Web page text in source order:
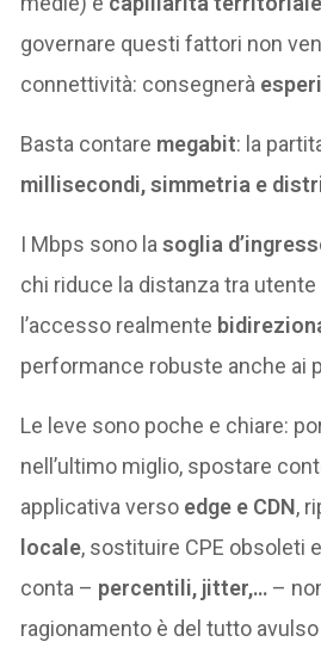
governare questi fattori non
connettività: consegnerà
Basta contare megabit: la
millisecondi, simmetria e
I Mbps sono lasoglia
chi riduce la distanza tra
l’accesso realmente
performance robuste anche ai
Le leve sono poche e chiare:
nell’ultimo miglio, spostare
applicativa verso edge e CDN,
locale, sostituire CPE obsoleti
conta – percentili, jitter,… –
ragionamento è del tutto